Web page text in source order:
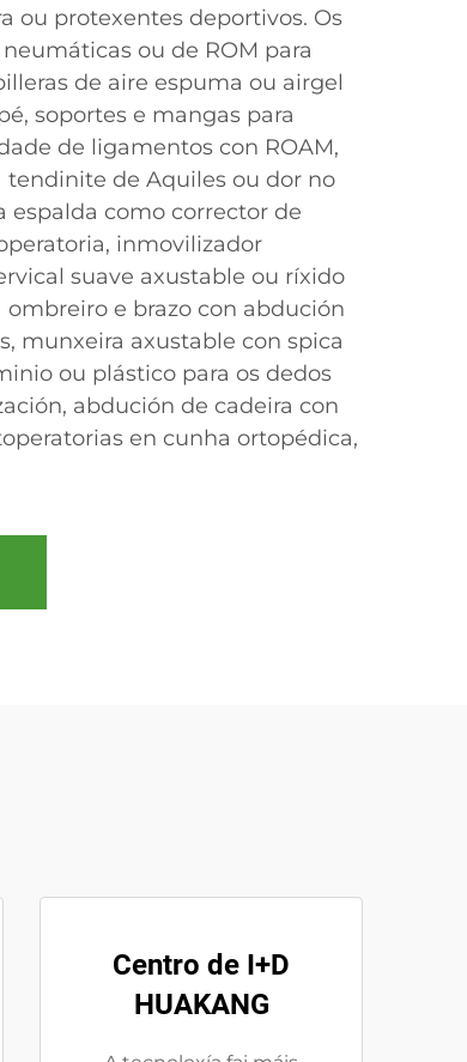
ou protexentes deportivos. Os
ou de ROM para
de aire espuma ou airgel
soportes e mangas para
de ligamentos con ROAM,
de Aquiles ou dor no
espalda como corrector de
inmovilizador
suave axustable ou ríxido
e brazo con abdución
munxeira axustable con spica
ou plástico para os dedos
abdución de cadeira con
en cunha ortopédica,
Centro de I+D
HUAKANG